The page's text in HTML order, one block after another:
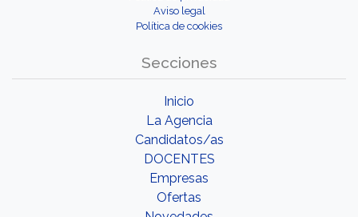
Aviso legal
Política de cookies
Secciones
Inicio
La Agencia
Candidatos/as
DOCENTES
Empresas
Ofertas